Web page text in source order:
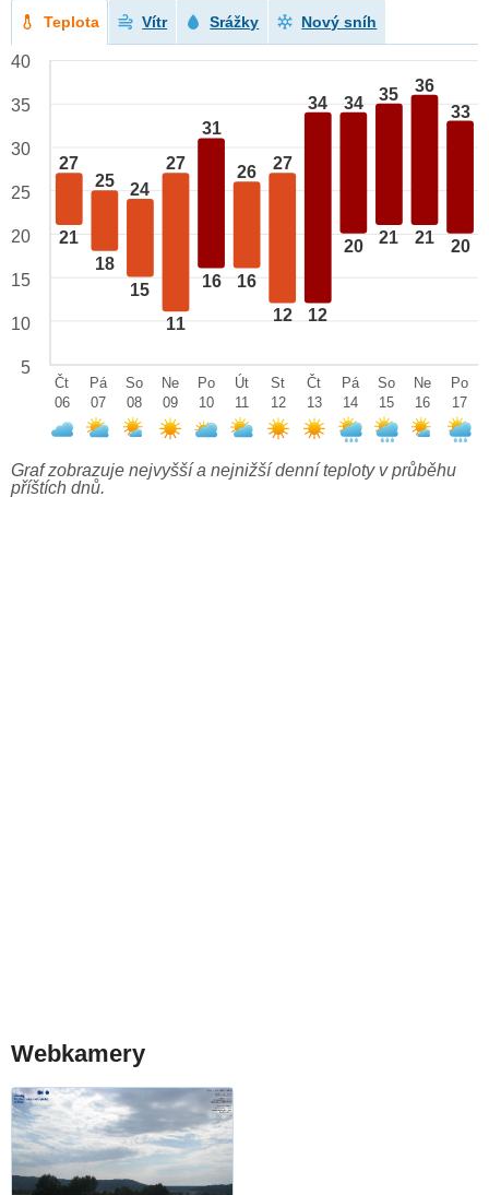
Teplota Vítr Srážky Nový sníh
27
21
25
18
24
15
27
11
31
16
26
16
27
12
34
12
34
20
35
21
36
21
33
20
40
35
30
25
20
15
10
5
Čt
06
Pá
07
So
08
Ne
09
Po
10
Út
11
St
12
Čt
13
Pá
14
So
15
Ne
16
Po
17
Graf zobrazuje nejvyšší a nejnižší denní teploty v průběhu
příštích dnů.
Webkamery